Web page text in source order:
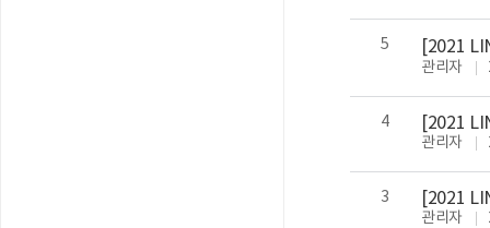
:
5 [2021
관리자
:
4 [2021
관리자
:
3 [2021
관리자